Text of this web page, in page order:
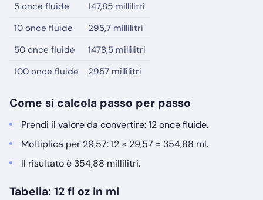
5 once fluide
147,85 millilitri
10 once fluide
295,7 millilitri
50 once fluide
1478,5 millilitri
100 once fluide
2957 millilitri
Come si calcola passo per passo
Prendi il valore da convertire: 12 once fluide.
Moltiplica per 29,57: 12 × 29,57 = 354,88 ml.
Il risultato è 354,88 millilitri.
Tabella: 12 fl oz in ml